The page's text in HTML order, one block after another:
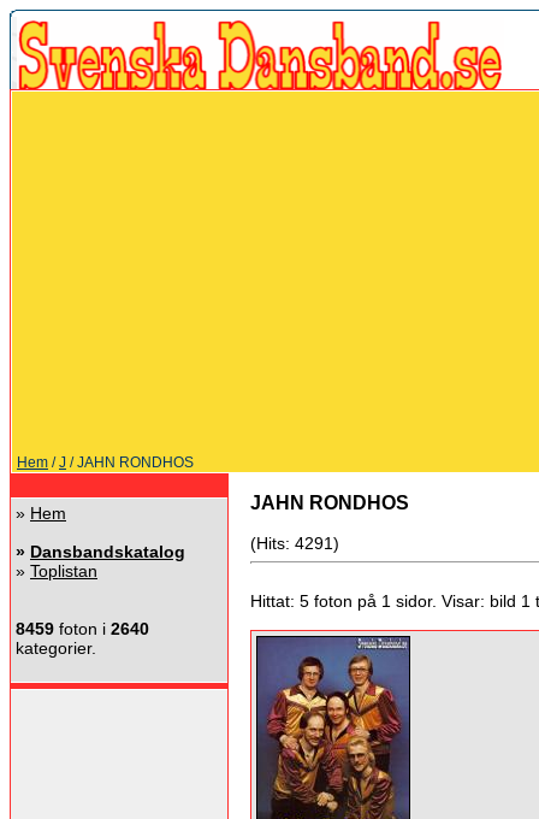
Hem /J / JAHN RONDHOS
» Hem
» Dansbandskatalog
» Toplistan
8459 foton i 2640
kategorier.
JAHN RONDHOS
(Hits: 4291)
Hittat: 5 foton på 1 sidor. Visar: bild 1